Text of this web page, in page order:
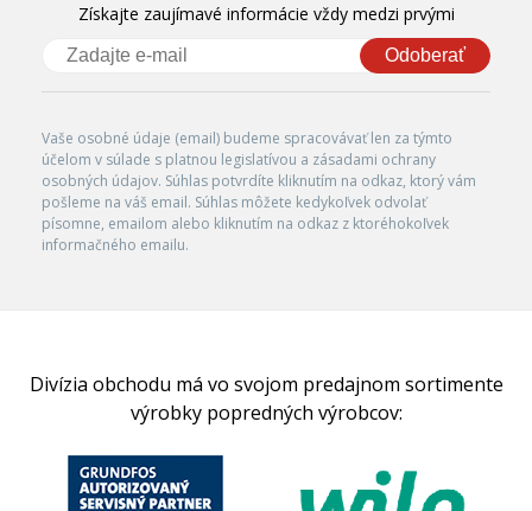
Získajte zaujímavé informácie vždy medzi prvými
Odoberať
Vaše osobné údaje (email) budeme spracovávať len za týmto
účelom v súlade s platnou legislatívou a zásadami ochrany
osobných údajov. Súhlas potvrdíte kliknutím na odkaz, ktorý vám
pošleme na váš email. Súhlas môžete kedykoľvek odvolať
písomne, emailom alebo kliknutím na odkaz z ktoréhokoľvek
informačného emailu.
Divízia obchodu má vo svojom predajnom sortimente
výrobky popredných výrobcov: